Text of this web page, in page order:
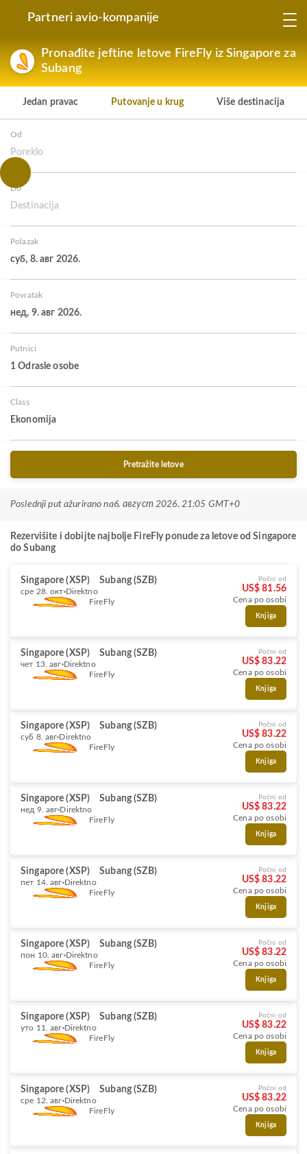
Partneri avio-kompanije
Pronađite jeftine letove FireFly iz Singapore za
Subang
Jedan pravac Putovanje u krug Više destinacija
Od
Poreklo
Do
Destinacija
Polazak
суб, 8. авг 2026.
Povratak
нед, 9. авг 2026.
Putnici
1 Odrasle osobe
Class
Ekonomija
Pretražite letove
Poslednji put ažurirano na6. август 2026. 21:05 GMT+0
Rezervišite i dobijte najbolje FireFly ponude za letove od Singapore
do Subang
Singapore (XSP) Subang (SZB)
сре 28. окт Direktno
FireFly
Počni od
US$ 81.56
Cena po osobi
Knjiga
Singapore (XSP) Subang (SZB)
чет 13. авг Direktno
FireFly
Počni od
US$ 83.22
Cena po osobi
Knjiga
Singapore (XSP) Subang (SZB)
суб 8. авг Direktno
FireFly
Počni od
US$ 83.22
Cena po osobi
Knjiga
Singapore (XSP) Subang (SZB)
нед 9. авг Direktno
FireFly
Počni od
US$ 83.22
Cena po osobi
Knjiga
Singapore (XSP) Subang (SZB)
пет 14. авг Direktno
FireFly
Počni od
US$ 83.22
Cena po osobi
Knjiga
Singapore (XSP) Subang (SZB)
пон 10. авг Direktno
FireFly
Počni od
US$ 83.22
Cena po osobi
Knjiga
Singapore (XSP) Subang (SZB)
уто 11. авг Direktno
FireFly
Počni od
US$ 83.22
Cena po osobi
Knjiga
Singapore (XSP) Subang (SZB)
сре 12. авг Direktno
FireFly
Počni od
US$ 83.22
Cena po osobi
Knjiga